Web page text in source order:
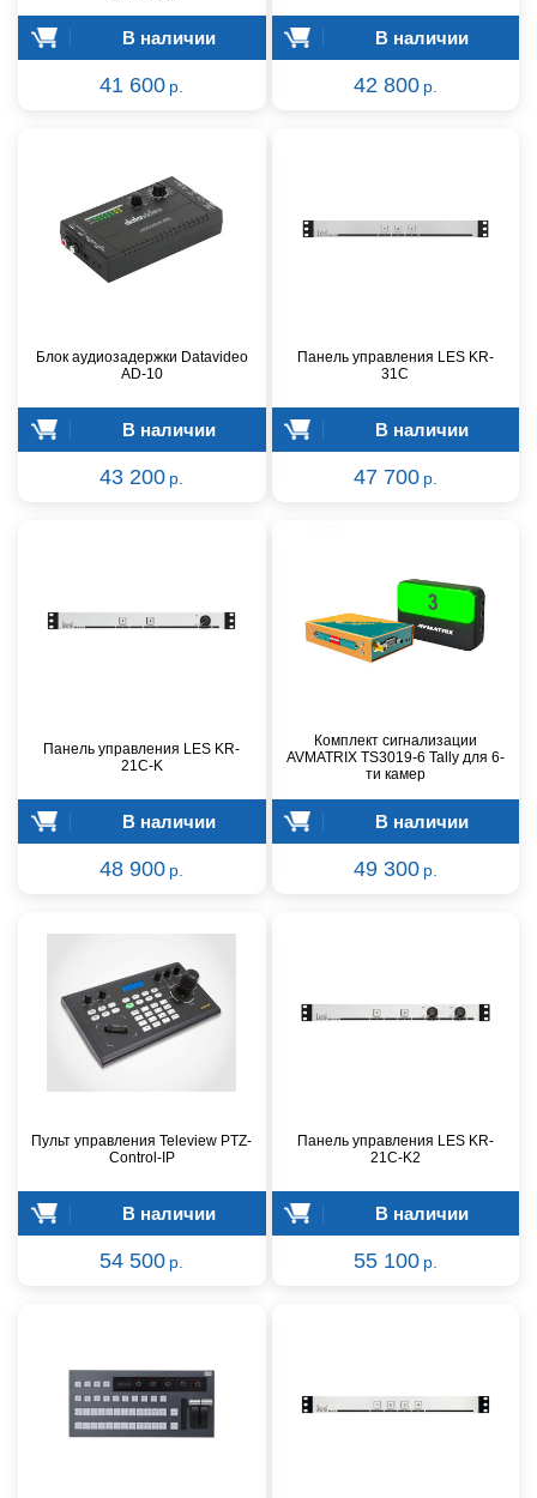
В наличии
41 600 р.
В наличии
42 800 р.
Блок аудиозадержки Datavideo
AD-10
В наличии
43 200 р.
Панель управления LES KR-
31C
В наличии
47 700 р.
Панель управления LES KR-
21C-K
В наличии
48 900 р.
Комплект сигнализации
AVMATRIX TS3019-6 Tally для 6-
ти камер
В наличии
49 300 р.
Пульт управления Teleview PTZ-
Control-IP
В наличии
54 500 р.
Панель управления LES KR-
21C-K2
В наличии
55 100 р.